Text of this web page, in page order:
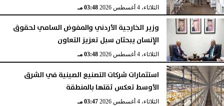
الثلاثاء، 4 أغسطس 2026 03:48 مـ
وزير الخارجية الأردني والمفوض السامي لحقوق
الإنسان يبحثان سبل تعزيز التعاون
الثلاثاء، 4 أغسطس 2026 03:48 مـ
استثمارات شركات التصنيع الصينية في الشرق
الأوسط تعكس ثقتها بالمنطقة
الثلاثاء، 4 أغسطس 2026 03:47 مـ